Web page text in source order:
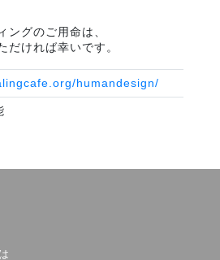
ングのご用命は、
だければ幸いです。
humandesign/